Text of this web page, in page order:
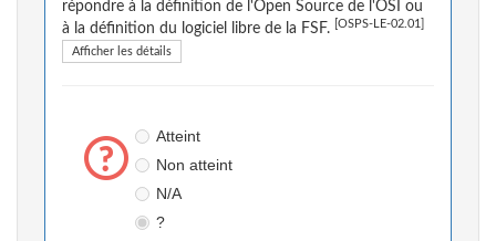
répondre à la définition de l'Open Source de l'OSI ou
à la définition du logiciel libre de la FSF.
[OSPS-LE-02.01]
Afficher les détails
Atteint
Non atteint
N/A
?